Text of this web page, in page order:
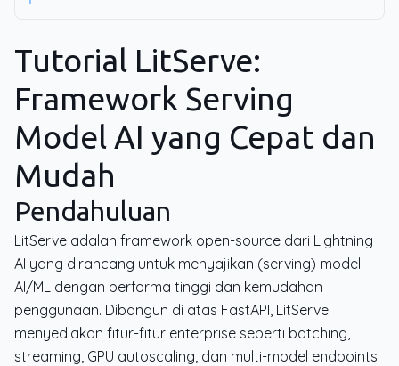
Tutorial LitServe:
Framework Serving
Model AI yang Cepat dan
Mudah
Pendahuluan
LitServe adalah framework open-source dari Lightning
AI yang dirancang untuk menyajikan (serving) model
AI/ML dengan performa tinggi dan kemudahan
penggunaan. Dibangun di atas FastAPI, LitServe
menyediakan fitur-fitur enterprise seperti batching,
streaming, GPU autoscaling, dan multi-model endpoints